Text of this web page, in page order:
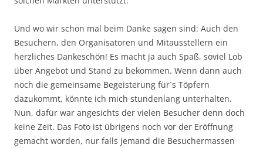
Und wo wir schon mal beim Danke sagen sind: Auch den
Besuchern, den Organisatoren und Mitausstellern ein
herzliches Dankeschön! Es macht ja auch Spaß, soviel Lob
über Angebot und Stand zu bekommen. Wenn dann auch
noch die gemeinsame Begeisterung für´s Töpfern
dazukommt, könnte ich mich stundenlang unterhalten.
Nun, dafür war angesichts der vielen Besucher denn doch
keine Zeit. Das Foto ist übrigens noch vor der Eröffnung
gemacht worden, nur falls jemand die Besuchermassen